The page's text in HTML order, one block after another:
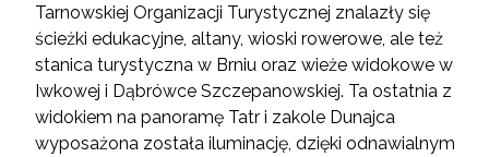
Tarnowskiej Organizacji Turystycznej znalazły się
ścieżki edukacyjne, altany, wioski rowerowe, ale też
stanica turystyczna w Brniu oraz wieże widokowe w
Iwkowej i Dąbrówce Szczepanowskiej. Ta ostatnia z
widokiem na panoramę Tatr i zakole Dunajca
wyposażona została iluminację, dzięki odnawialnym